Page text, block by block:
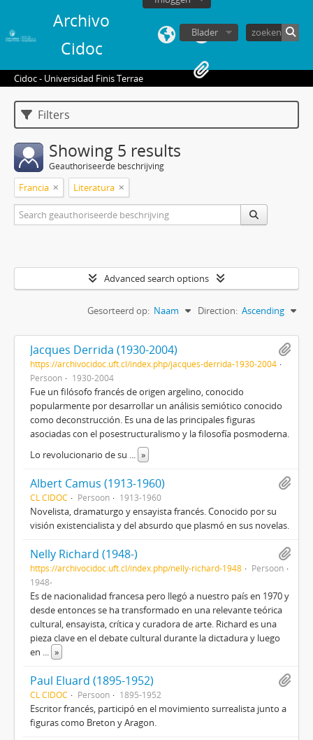
Archivo
Cidoc
Blader
Cidoc - Universidad Finis Terrae
Filters
Showing 5 results
Geauthoriseerde beschrijving
Francia Literatura
Advanced search options
Gesorteerd op: Naam Direction: Ascending
Jacques Derrida (1930-2004)
https://archivocidoc.uft.cl/index.php/jacques-derrida-1930-2004
Persoon
1930-2004
Fue un filósofo francés de origen argelino, conocido
popularmente por desarrollar un análisis semiótico conocido
como deconstrucción. Es una de las principales figuras
asociadas con el posestructuralismo y la filosofía posmoderna.
Lo revolucionario de su ... »
Albert Camus (1913-1960)
CL CIDOC Persoon 1913-1960
Novelista, dramaturgo y ensayista francés. Conocido por su
visión existencialista y del absurdo que plasmó en sus novelas.
Nelly Richard (1948-)
https://archivocidoc.uft.cl/index.php/nelly-richard-1948
Persoon
1948-
Es de nacionalidad francesa pero llegó a nuestro país en 1970 y
desde entonces se ha transformado en una relevante teórica
cultural, ensayista, crítica y curadora de arte. Richard es una
pieza clave en el debate cultural durante la dictadura y luego
en ... »
Paul Eluard (1895-1952)
CL CIDOC Persoon 1895-1952
Escritor francés, participó en el movimiento surrealista junto a
figuras como Breton y Aragon.